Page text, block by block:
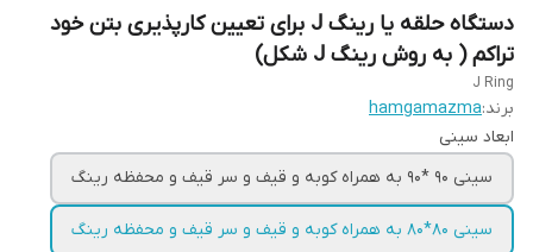
دستگاه حلقه یا رینگ J برای تعیین کارپذیری بتن خود
تراکم ( به روش رینگ J شکل)
J Ring
برند:hamgamazma
ابعاد سینی
سینی 90 *90 به همراه کوبه و قیف و سر قیف و محفظه رینگ
سینی 80*80 به همراه کوبه و قیف و سر قیف و محفظه رینگ